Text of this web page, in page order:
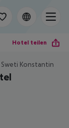
Hotel teilen
Sweti Konstantin